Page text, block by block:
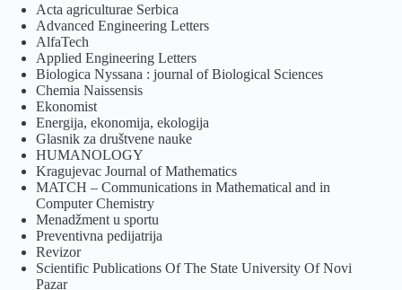
Acta agriculturae Serbica
Advanced Engineering Letters
AlfaTech
Applied Engineering Letters
Biologica Nyssana : journal of Biological Sciences
Chemia Naissensis
Ekonomist
Energija, ekonomija, ekologija
Glasnik za društvene nauke
HUMANOLOGY
Kragujevac Journal of Mathematics
MATCH – Communications in Mathematical and in
Computer Chemistry
Menadžment u sportu
Preventivna pedijatrija
Revizor
Scientific Publications Of The State University Of Novi
Pazar